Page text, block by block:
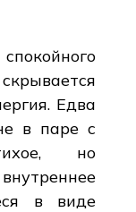
Едва
в паре с
но
в виде